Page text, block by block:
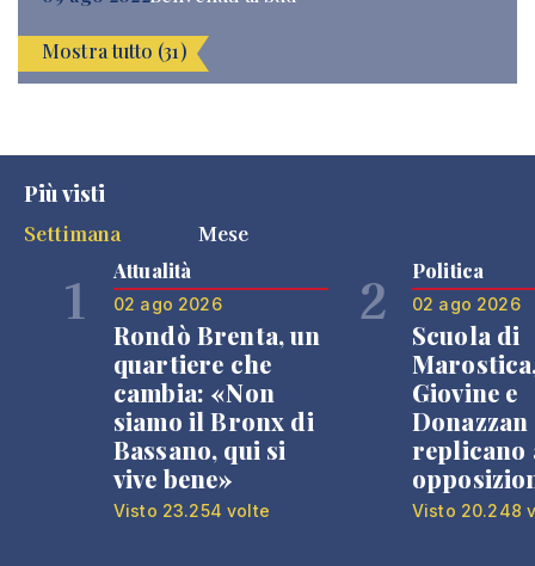
Mostra tutto (31)
Più visti
Settimana
Mese
1 Attualità
02 ago 2026
Rondò Brenta, un
quartiere che
cambia: «Non
siamo il Bronx di
Bassano, qui si
vive bene»
Visto 23.254 volte
2 Politica
02 ago 2026
Scuola di
Giovine e
Donazzan
replicano
Visto 20.248